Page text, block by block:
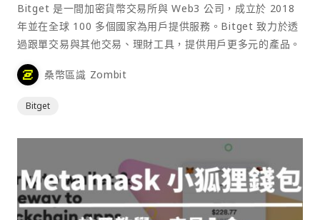
Bitget 是一間加密貨幣交易所與 Web3 公司，成立於 2018
年並在全球 100 多個國家為用戶提供服務。Bitget 致力於透
過跟單交易與其他交易、理財工具，提供用戶更多元的產品。
桑幣區識 Zombit
Bitget